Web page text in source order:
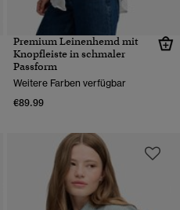
Premium Leinenhemd mit
Knopfleiste in schmaler
Passform
Weitere Farben verfügbar
€89.99